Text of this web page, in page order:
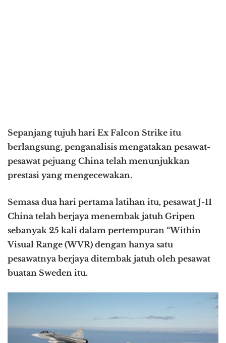
Sepanjang tujuh hari Ex Falcon Strike itu
berlangsung, penganalisis mengatakan pesawat-
pesawat pejuang China telah menunjukkan
prestasi yang mengecewakan.
Semasa dua hari pertama latihan itu, pesawat J-11
China telah berjaya menembak jatuh Gripen
sebanyak 25 kali dalam pertempuran “Within
Visual Range (WVR) dengan hanya satu
pesawatnya berjaya ditembak jatuh oleh pesawat
buatan Sweden itu.